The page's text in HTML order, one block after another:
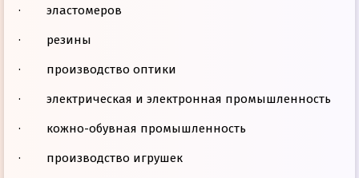
· эластомеров
· резины
· производство оптики
· электрическая и электронная промышленность
· кожно-обувная промышленность
· производство игрушек